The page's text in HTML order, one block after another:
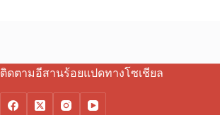
ติดตามอีสานร้อยแปดทางโซเชียล